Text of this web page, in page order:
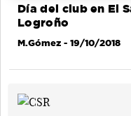
Día del club en El
Logroño
M.Gómez - 19/10/2018